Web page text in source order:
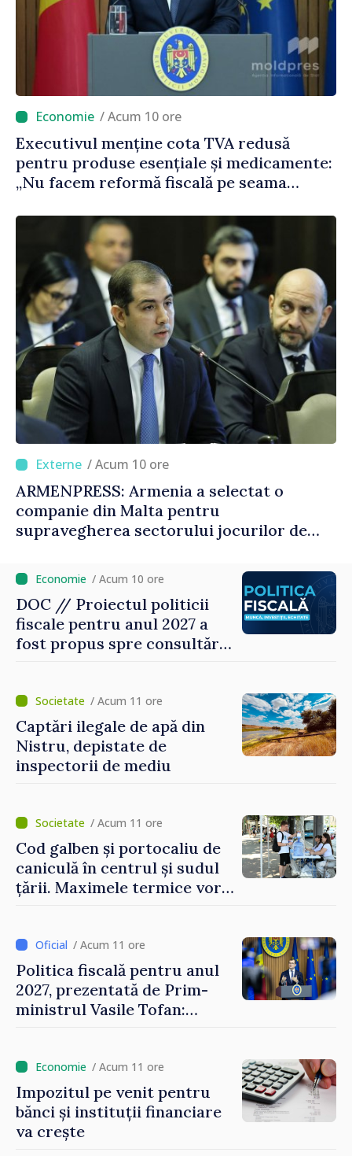
/ Acum 10 ore
Executivul menține cota TVA redusă
pentru produse esențiale și medicamente:
„Nu facem reformă fiscală pe seama
/ Acum 10 ore
ARMENPRESS: Armenia a selectat o
companie din Malta pentru
supravegherea sectorului jocurilor de
/ Acum 10 ore
DOC // Proiectul politicii
fiscale pentru anul 2027 a
fost propus spre consultări
/ Acum 11 ore
Captări ilegale de apă din
Nistru, depistate de
inspectorii de mediu
/ Acum 11 ore
Cod galben și portocaliu de
caniculă în centrul și sudul
țării. Maximele termice vor
/ Acum 11 ore
Politica fiscală pentru anul
2027, prezentată de Prim-
ministrul Vasile Tofan:
taxare mai echitabilă
/ Acum 11 ore
Impozitul pe venit pentru
bănci și instituții financiare
va crește